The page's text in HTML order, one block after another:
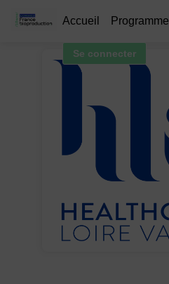
Accueil Programme
Se connecter